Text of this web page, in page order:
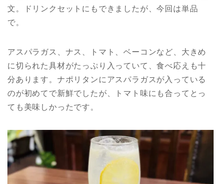
文。ドリンクセットにもできましたが、今回は単品
で。
アスパラガス、ナス、トマト、ベーコンなど、大きめ
に切られた具材がたっぷり入っていて、食べ応えも十
分あります。ナポリタンにアスパラガスが入っている
のが初めてで新鮮でしたが、トマト味にも合ってとっ
ても美味しかったです。